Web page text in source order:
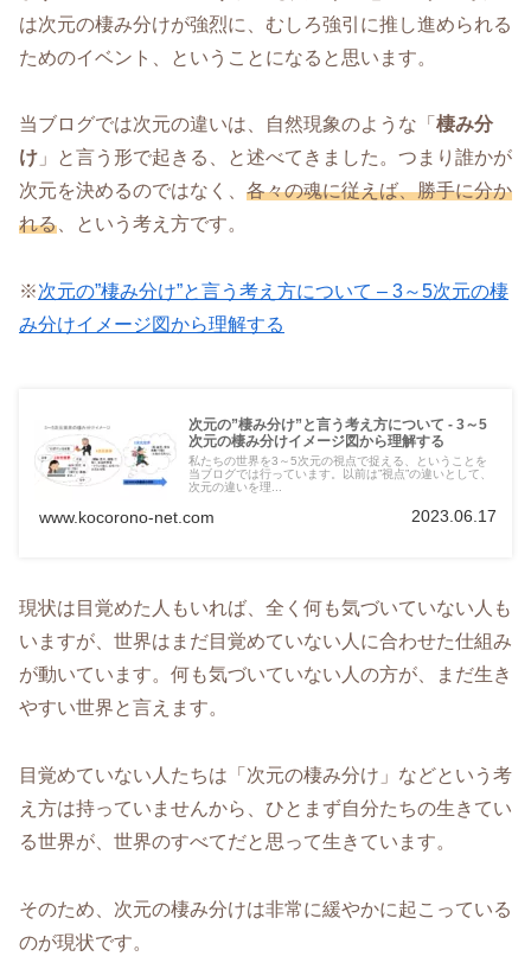
は次元の棲み分けが強烈に、むしろ強引に推し進められる
ためのイベント、ということになると思います。
当ブログでは次元の違いは、自然現象のような「 棲み分
け 」と言う形で起きる、と述べてきました。つまり誰かが
次元を決めるのではなく、 各々の魂に従えば、勝手に分か
れる 、という考え方です。
※次元の”棲み分け”と言う考え方について – 3～5次元の棲
み分けイメージ図から理解する
次元の”棲み分け”と言う考え方について - 3～5
次元の棲み分けイメージ図から理解する
私たちの世界を3～5次元の視点で捉える、ということを
当ブログでは行っています。以前は”視点”の違いとして、
次元の違いを理...
www.kocorono-net.com 2023.06.17
現状は目覚めた人もいれば、全く何も気づいていない人も
いますが、世界はまだ目覚めていない人に合わせた仕組み
が動いています。何も気づいていない人の方が、まだ生き
やすい世界と言えます。
目覚めていない人たちは「次元の棲み分け」などという考
え方は持っていませんから、ひとまず自分たちの生きてい
る世界が、世界のすべてだと思って生きています。
そのため、次元の棲み分けは非常に緩やかに起こっている
のが現状です。